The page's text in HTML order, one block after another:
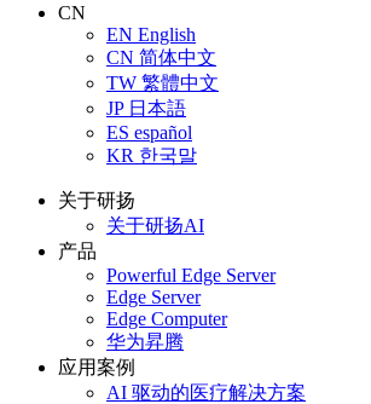
CN
EN English
CN 简体中文
TW 繁體中文
JP 日本語
ES español
KR 한국말
关于研扬
关于研扬AI
产品
Powerful Edge Server
Edge Server
Edge Computer
华为昇腾
应用案例
AI 驱动的医疗解决方案